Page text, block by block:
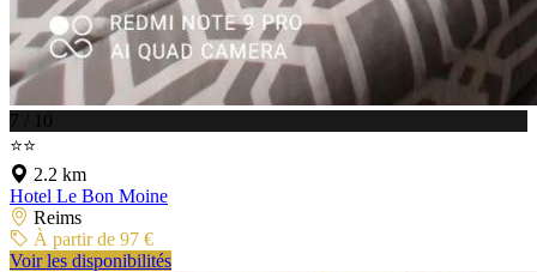
7 / 10
⭐⭐
2.2 km
Hotel Le Bon Moine
Reims
À partir de 97 €
Voir les disponibilités